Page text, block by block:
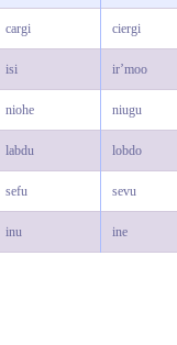
cargi ciergi
isi ir’moo
niohe niugu
labdu lobdo
sefu sevu
inu ine